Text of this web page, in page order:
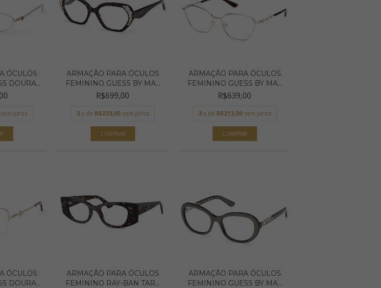
ÓCULOS
DOURA...
sem juros
ARMAÇÃO PARA ÓCULOS
FEMININO GUESS BY MA...
R$699,00
3x de R$233,00 sem juros
ARMAÇÃO PARA ÓCULOS
FEMININO GUESS BY MA...
R$639,00
3 x de R$213,00 sem juros
ÓCULOS
DOURA...
ARMAÇÃO PARA ÓCULOS
FEMININO RAY-BAN TAR...
ARMAÇÃO PARA ÓCULOS
FEMININO GUESS BY MA...